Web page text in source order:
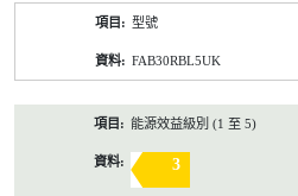
型號
FAB30RBL5UK
能源效益級別 (1 至 5)
3